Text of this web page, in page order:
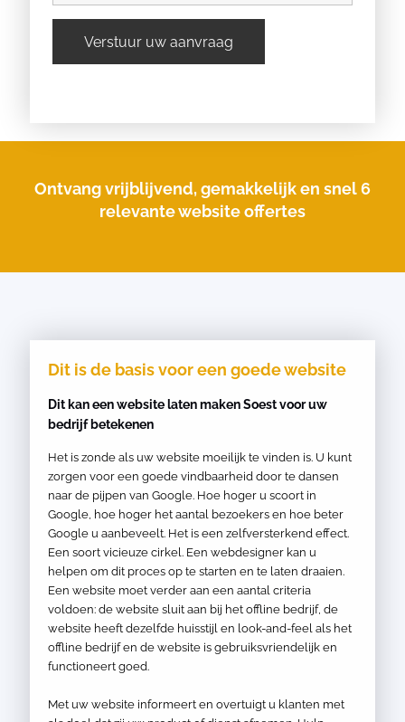
Ontvang vrijblijvend, gemakkelijk en snel 6
relevante website offertes
Dit is de basis voor een goede website
Dit kan een website laten maken Soest voor uw
bedrijf betekenen
Het is zonde als uw website moeilijk te vinden is. U kunt
zorgen voor een goede vindbaarheid door te dansen
naar de pijpen van Google. Hoe hoger u scoort in
Google, hoe hoger het aantal bezoekers en hoe beter
Google u aanbeveelt. Het is een zelfversterkend effect.
Een soort vicieuze cirkel. Een webdesigner kan u
helpen om dit proces op te starten en te laten draaien.
Een website moet verder aan een aantal criteria
voldoen: de website sluit aan bij het offline bedrijf, de
website heeft dezelfde huisstijl en look-and-feel als het
offline bedrijf en de website is gebruiksvriendelijk en
functioneert goed.
Met uw website informeert en overtuigt u klanten met